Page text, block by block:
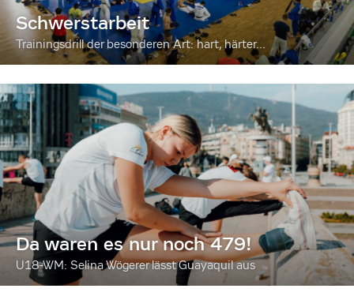
Schwerstarbeit
Trainingsdrill der besonderen Art: hart, härter...
Da waren es nur noch 479!
U18-WM: Selina Wögerer lässt Guayaquil aus